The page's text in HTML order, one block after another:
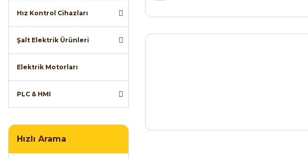
Hız Kontrol Cihazları
Şalt Elektrik Ürünleri
Elektrik Motorları
PLC & HMI
Hızlı Arama